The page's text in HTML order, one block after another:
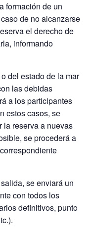
formación de un
de no alcanzarse
el derecho de
informando
del estado de la mar
las debidas
a los participantes
estos casos, se
la reserva a nuevas
se procederá a
se enviará un
con todos los
definitivos, punto